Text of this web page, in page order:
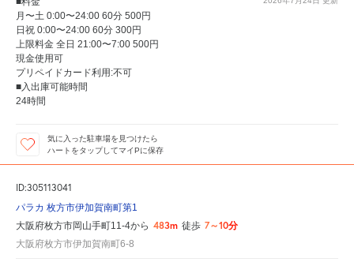
月〜土 0:00〜24:00 60分 500円
日祝 0:00〜24:00 60分 300円
上限料金 全日 21:00〜7:00 500円
現金使用可
プリペイドカード利用:不可
■入出庫可能時間
24時間
気に入った駐車場を見つけたら
ハートをタップしてマイPに保存
ID:305113041
パラカ 枚方市伊加賀南町第1
大阪府枚方市岡山手町11-4から 483m 徒歩 7～10分
大阪府枚方市伊加賀南町6-8